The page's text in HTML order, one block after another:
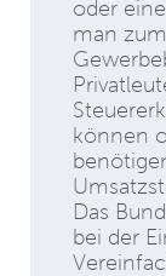
oder
man
können
Das
bei der